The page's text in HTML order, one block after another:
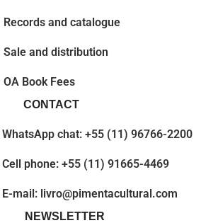
Records and catalogue
Sale and distribution
OA Book Fees
CONTACT
WhatsApp chat: +55 (11) 96766-2200
Cell phone: +55 (11) 91665-4469
E-mail: livro@pimentacultural.com
NEWSLETTER